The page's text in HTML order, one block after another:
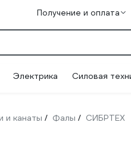
Получение и оплата
Электрика Силовая
и канаты / Фалы / СИБРТЕХ